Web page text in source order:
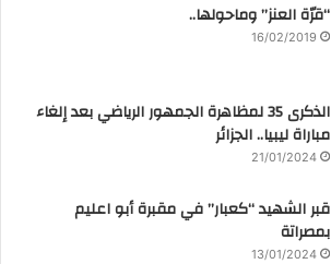
“قرّة العنز” وماحولها..
16/02/2019
الذكرى 35 لمظاهرة الجمهور الرياضي بعد إلغاء
مباراة ليبيا.. الجزائر
21/01/2024
قبر الشهيد “كعبار” في مقبرة أبو اعليم
بمصراتة
13/01/2024